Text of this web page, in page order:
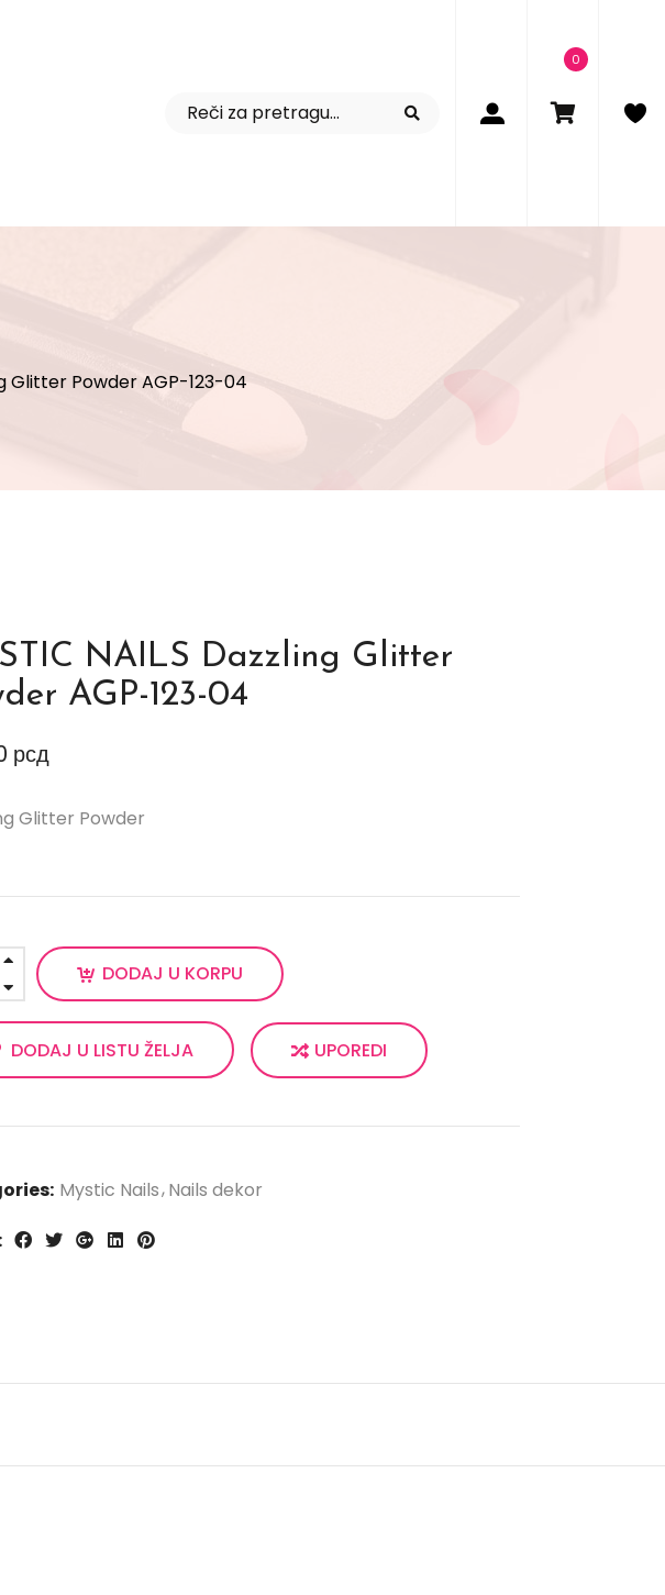
0
Glitter Powder AGP-123-04
NAILS Dazzling Glitter
AGP-123-04
рсд
Glitter Powder
DODAJ U KORPU
DODAJ U LISTU ŽELJA UPOREDI
Mystic Nails Nails dekor